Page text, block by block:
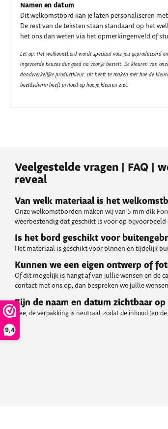
9,4
Namen en datum
Dit welkomstbord kan je laten personaliseren
De rest van de teksten staan standaard op het
het ons dan weten via het opmerkingenveld of
Let op: Het welkomstbord wordt speciaal voor jou geproduceerd
ingevoerde keuzes dus goed na voor je bestelt. De kleuren van
daadwerkelijke productkleur. Dit heeft te maken met hoe de
beeldscherm heeft invloed op hoe je kleuren ziet.
Veelgestelde vragen | FAQ |
reveal
Van welk materiaal is het
Onze welkomstborden maken wij van 5 mm dik
weerbestendig dat geschikt is voor op bijvoorbeeld
Is het bord geschikt voor
Het materiaal is geschikt voor binnen en tijdelijk
Kunnen we een eigen ontwerp of
Of dit mogelijk is hangt af van jullie wensen en de
contact met ons op, dan bespreken we jullie
Zijn de naam en datum zichtbaar
Nee, de verpakking is neutraal, zodat de inhoud (en